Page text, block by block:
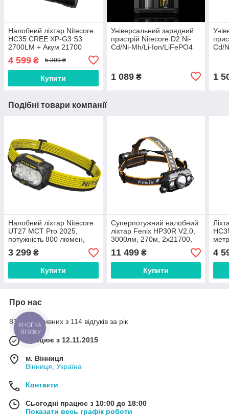
Налобний ліхтар Nitecore
HC35 CREE XP-G3 S3
2700LM + Акум 21700
4 599 ₴ 5 399 ₴
Купити
Універсальний зарядний
пристрій Nitecore D2 Ni-
Cd/Ni-Mh/Li-Ion/LiFePO4
1 089₴
Cd/
1
Подібні товари компанії
Налобний ліхтар Nitecore
UT27 MCT Pro 2025,
потужність 800 люмен,
IP68, червоне світло, USB-
C зарядка, легкий корпус
74 г, 6 режим
3 299 ₴
Купити
Суперпотужний налобний
ліхтар Fenix HP30R V2.0,
3000лм, 270м, 2х21700,
IP66
11 499₴
Купити
S3,
4
Про нас
81% позитивних з 114 відгуків за рік
Працює з 12.11.2015
м. Вінниця
Вінниця, Україна
Контакти
Сьогодні працює з 10:00 до 18:00
Показати весь графік роботи
КНОПКА
ЗВ'ЯЗКУ